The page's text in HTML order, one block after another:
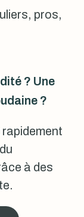
pros,
? Une
?
à des